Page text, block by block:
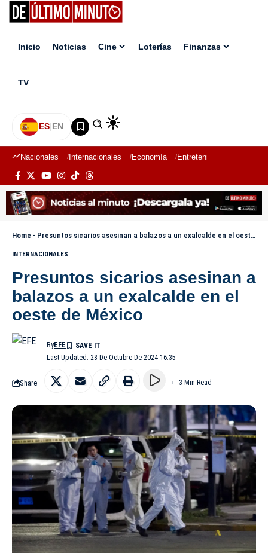
Inicio Noticias Cine Loterías Finanzas
TV
ES|EN
Nacionales Internacionales Economía Entretenimiento
Home - Presuntos sicarios asesinan a balazos a un exalcalde en el oeste de México
INTERNACIONALES
Presuntos sicarios asesinan a
balazos a un exalcalde en el
oeste de México
Last Updated: 28 De Octubre De 2024 16:35
ByEFE
Share 3 Min Read